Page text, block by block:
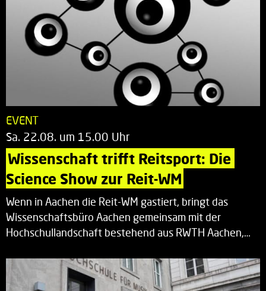
EVENT
Sa. 22.08. um 15.00 Uhr
Wissenschaft trifft Reitsport: Die
Science Show zur Reit-WM
Wenn in Aachen die Reit-WM gastiert, bringt das
Wissenschaftsbüro Aachen gemeinsam mit der
Hochschullandschaft bestehend aus RWTH Aachen,…